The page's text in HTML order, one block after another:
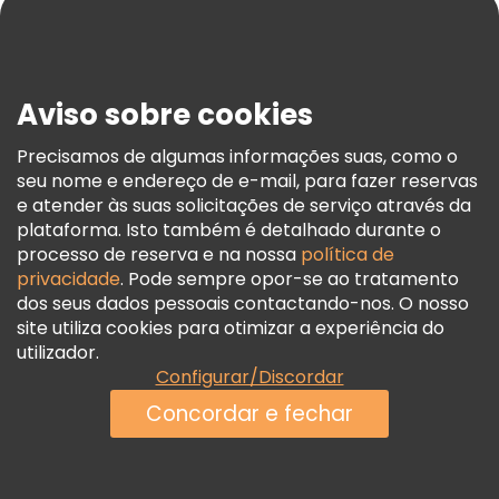
Termos E Informações Legais
Política De Cookies
Freetour Prémios
Programa De Fidelidade
Aviso sobre cookies
Precisamos de algumas informações suas, como o
seu nome e endereço de e-mail, para fazer reservas
e atender às suas solicitações de serviço através da
plataforma. Isto também é detalhado durante o
processo de reserva e na nossa política de
privacidade. Pode sempre opor-se ao tratamento
dos seus dados pessoais contactando-nos. O nosso
site utiliza cookies para otimizar a experiência do
utilizador.
Configurar/Discordar
Concordar e fechar